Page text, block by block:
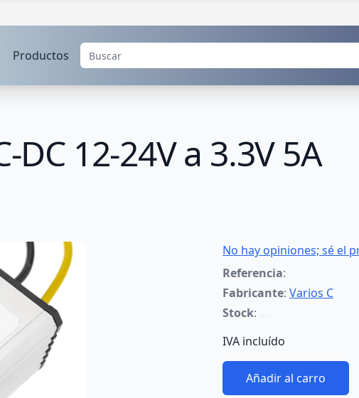
Productos
DC 12-24V a 3.3V 5A
No hay opiniones; sé el
Referencia:
Fabricante: Varios C
Stock:
IVA incluído
Añadir al carro